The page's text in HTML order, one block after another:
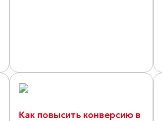
Как повысить конверсию в